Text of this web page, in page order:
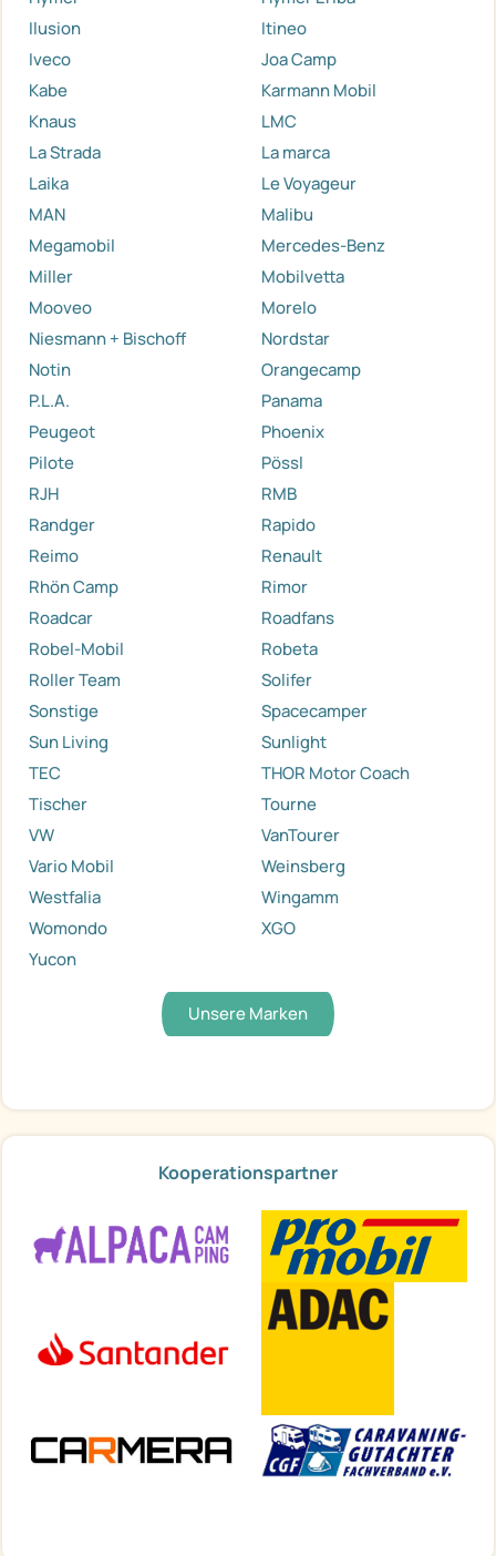
Ilusion
Itineo
Iveco
Joa Camp
Kabe
Karmann Mobil
Knaus
LMC
La Strada
La marca
Laika
Le Voyageur
MAN
Malibu
Megamobil
Mercedes-Benz
Miller
Mobilvetta
Mooveo
Morelo
Niesmann + Bischoff
Nordstar
Notin
Orangecamp
P.L.A.
Panama
Peugeot
Phoenix
Pilote
Pössl
RJH
RMB
Randger
Rapido
Reimo
Renault
Rhön Camp
Rimor
Roadcar
Roadfans
Robel-Mobil
Robeta
Roller Team
Solifer
Sonstige
Spacecamper
Sun Living
Sunlight
TEC
THOR Motor Coach
Tischer
Tourne
VW
VanTourer
Vario Mobil
Weinsberg
Westfalia
Wingamm
Womondo
XGO
Yucon
Unsere Marken
Kooperationspartner